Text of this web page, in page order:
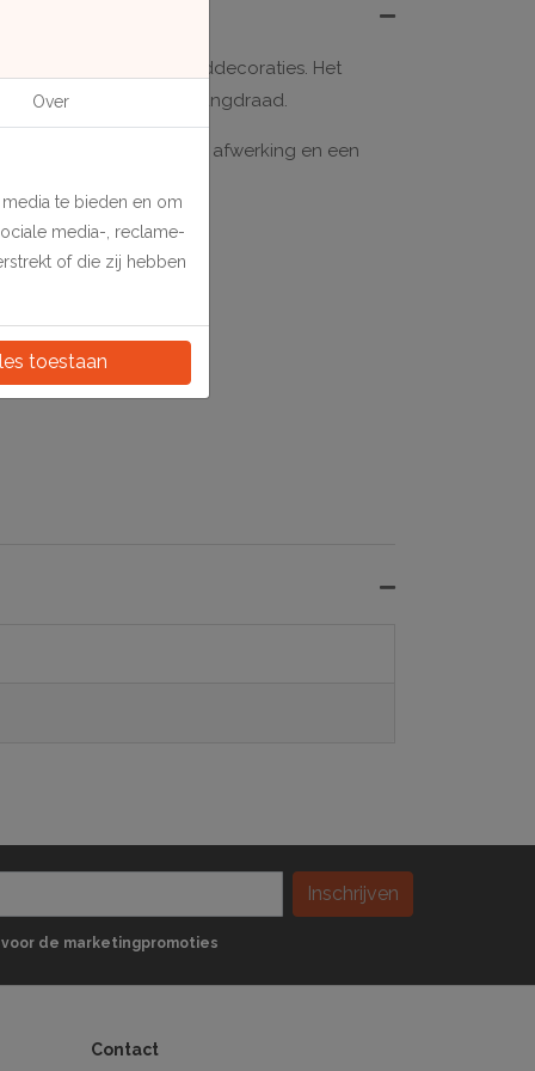
en andere wanddecoraties. Het
schroef, haak of ophangdraad.
zorgt voor een nette afwerking en een
Inschrijven
voor de marketingpromoties
Contact
Over
te bieden en om
media-, reclame-
of die zij hebben
toestaan